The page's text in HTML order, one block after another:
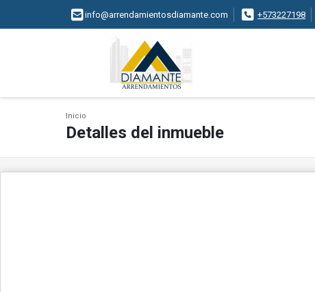
info@arrendamientosdiamante.com +573227198
Inicio
Detalles del inmueble